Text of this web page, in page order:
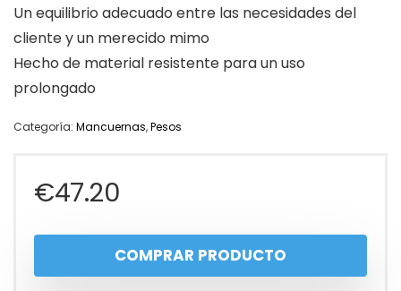
Un equilibrio adecuado entre las necesidades del
cliente y un merecido mimo
Hecho de material resistente para un uso
prolongado
Categoría: Mancuernas,Pesos
€47.20
COMPRAR PRODUCTO